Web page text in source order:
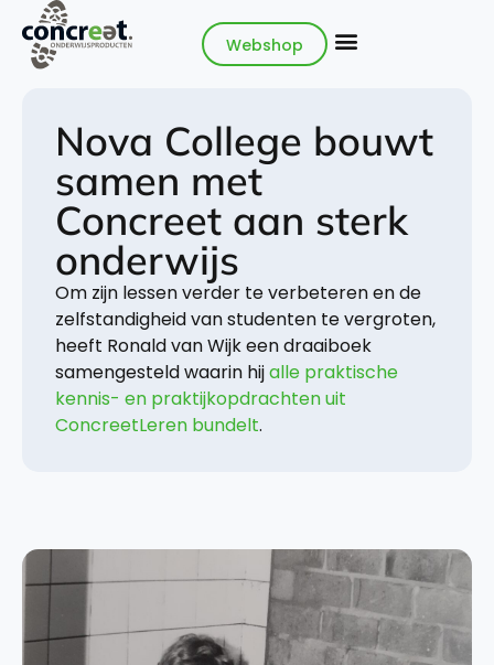
Webshop
Nova College bouwt
samen met
Concreet aan sterk
onderwijs
Om zijn lessen verder te verbeteren en de
zelfstandigheid van studenten te vergroten,
heeft Ronald van Wijk een draaiboek
samengesteld waarin hijalle praktische
kennis- en praktijkopdrachten uit
ConcreetLeren bundelt.